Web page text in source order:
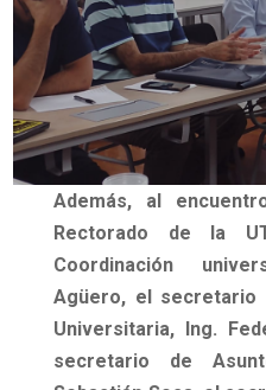
Además, al
Rectorado de la
Coordinación
Agüero, el secretario
Universitaria, Ing.
secretario de